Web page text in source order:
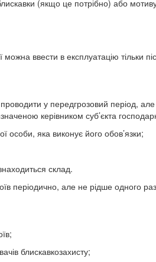
(якщо це потрібно) або
ввести в експлуатацію тільки
у передгрозовий період,
керівником суб’єкта
особи, яка виконує його обов’язки;
склад.
періодично, але не рідше одного
блискавкозахисту;